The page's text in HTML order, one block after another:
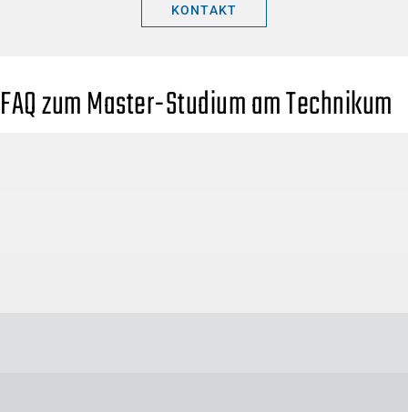
KONTAKT
FAQ zum Master-Studium am Technikum